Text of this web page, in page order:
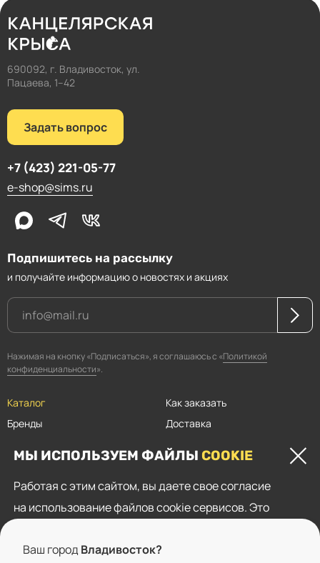
Ваш город Владивосток?
МЫ ИСПОЛЬЗУЕМ ФАЙЛЫ COOKIE
Работая с этим сайтом, вы даете свое согласие
на использование файлов cookie сервисов. Это
сайта, показа целевой рекламы и анализа трафика.
690092, г. Владивосток, ул.
Пацаева, 1–42
Каталог
Бренды
Прайсы
Контакты
Как заказать
Доставка
Оплата
Скидки
Подпишитесь на рассылку
и получайте информацию о новостях и акциях
Нажимая на кнопку «Подписаться», я соглашаюсь с «Политикой
конфиденциальности».
Задать вопрос
+7 (423) 221-05-77
e-shop@sims.ru
Пользовательское соглашение
Политика конфиденциальности